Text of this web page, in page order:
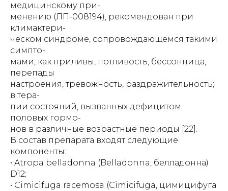
медицинскому при-
менению (ЛП-008194), рекомендован при
климактери-
ческом синдроме, сопровождающемся такими
симпто-
мами, как приливы, потливость, бессонница,
перепады
настроения, тревожность, раздражительность;
в тера-
пии состояний, вызванных дефицитом
половых гормо-
нов в различные возрастные периоды [22].
В состав препарата входят следующие
компоненты:
• Atropa belladonna (Belladonna, белладонна)
D12;
• Cimicifuga racemosa (Cimicifuga, цимицифуга